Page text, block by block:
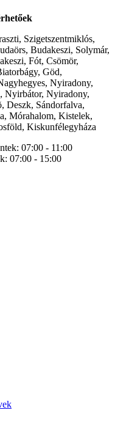
Szigetszentmiklós,
Budakeszi, Solymár,
Fót, Csömör,
Göd,
Nyiradony,
Nyirbátor, Nyiradony,
Deszk, Sándorfalva,
Mórahalom, Kistelek,
Kiskunfélegyháza
07:00 - 11:00
07:00 - 15:00